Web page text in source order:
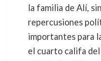
la familia de Alí,
repercusiones
importantes para
el cuarto califa del